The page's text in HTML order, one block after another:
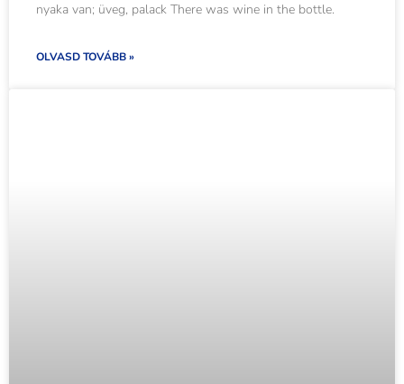
nyaka van; üveg, palack There was wine in the bottle.
OLVASD TOVÁBB »